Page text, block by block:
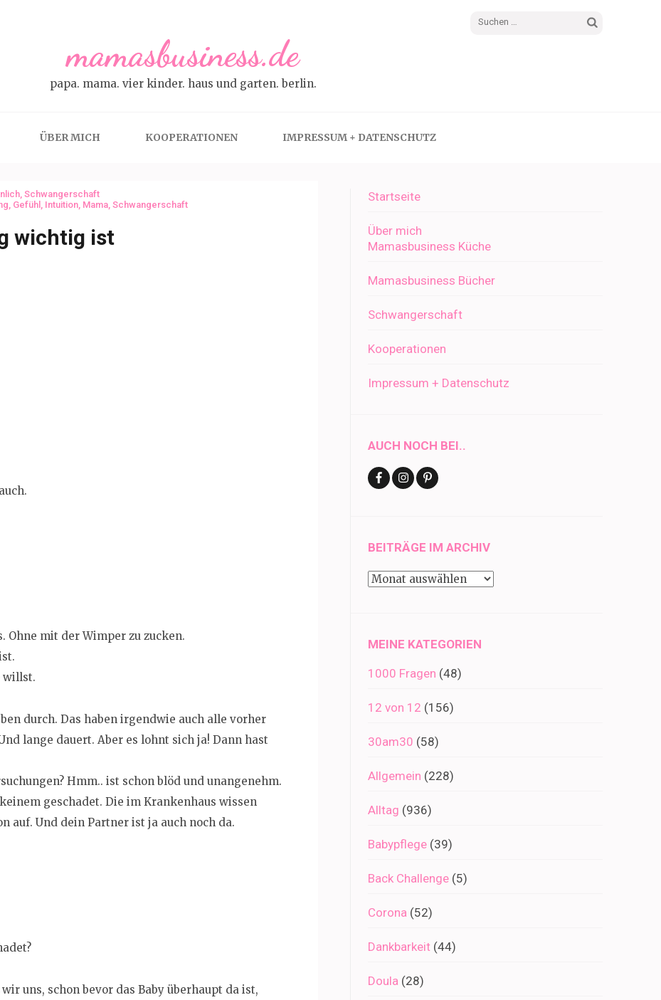
Suchen
mamasbusiness.de
papa. mama. vier kinder. haus und garten. berlin.
ÜBER MICH KOOPERATIONEN IMPRESSUM + DATENSCHUTZ
, Schwangerschaft
, Gefühl , Intuition, Mama, Schwangerschaft
wichtig ist
Ohne mit der Wimper zu zucken.
willst.
durch. Das haben irgendwie auch alle vorher
lange dauert. Aber es lohnt sich ja! Dann hast
Hmm.. ist schon blöd und unangenehm.
geschadet. Die im Krankenhaus wissen
auf. Und dein Partner ist ja auch noch da.
uns, schon bevor das Baby überhaupt da ist,
Startseite
Über mich
Mamasbusiness Küche
Mamasbusiness Bücher
Schwangerschaft
Kooperationen
Impressum + Datenschutz
AUCH NOCH BEI..
BEITRÄGE IM ARCHIV
Beiträge
MEINE KATEGORIEN
1000 Fragen (48)
12 von 12 (156)
30am30 (58)
Allgemein (228)
Alltag (936)
Babypflege (39)
Back Challenge (5)
Corona (52)
Dankbarkeit (44)
Doula (28)